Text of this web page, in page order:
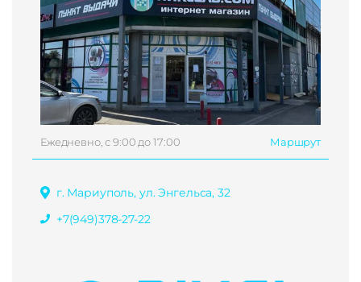
Ежедневно, с 9:00 до 17:00 Маршрут
г. Мариуполь, ул. Энгельса, 32
+7(949)378-27-22